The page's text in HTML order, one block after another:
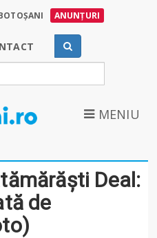
ANUNȚURI
MENIU
Deal:
de